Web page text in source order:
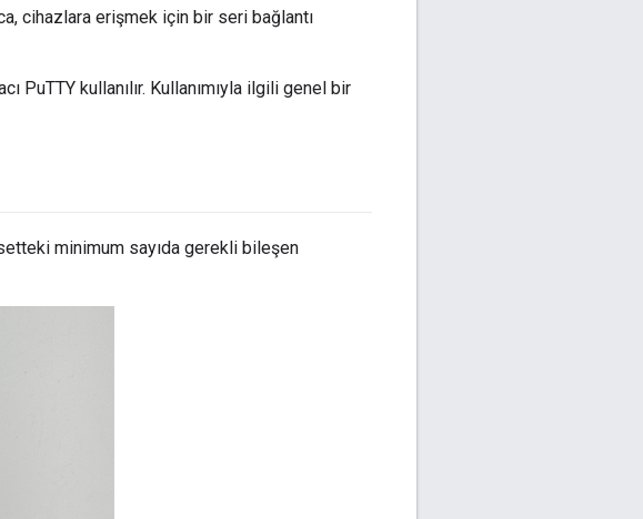
cihazlara erişmek için bir seri bağlantı
kullanılır. Kullanımıyla ilgili genel bir
minimum sayıda gerekli bileşen